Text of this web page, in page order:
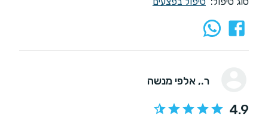
ר., אלפי מנשה
4.9